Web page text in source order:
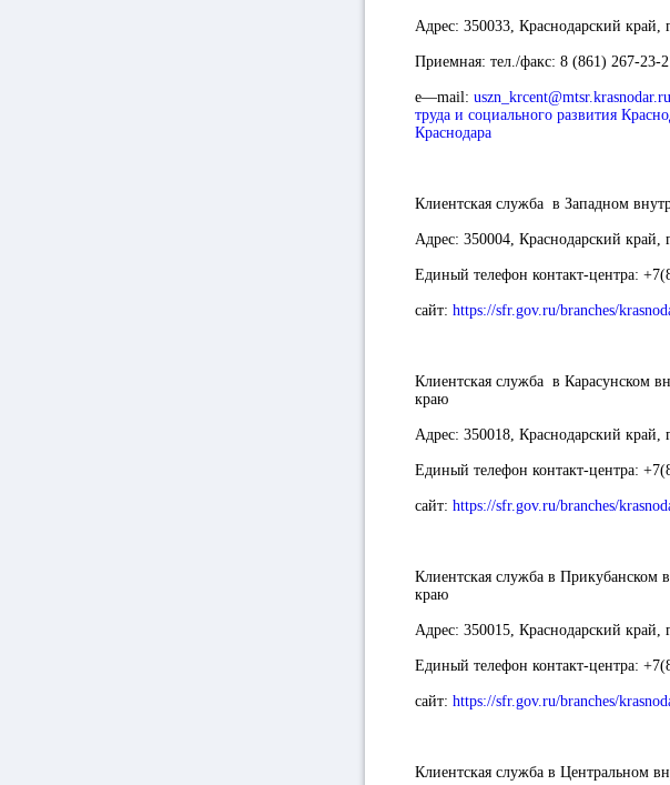
Адрес: 350033, Краснодарский край,
Приемная: тел./факс: 8 (861) 267-23-
e—mail: uszn_krcent@mtsr.krasnodar.ru
труда и социального развития
Краснодара
Клиентская служба в Западном
Адрес: 350004, Краснодарский край,
Единый телефон контакт-центра:
сайт: https://sfr.gov.ru/branches/
Клиентская служба в Карасунском
краю
Адрес: 350018, Краснодарский край,
Единый телефон контакт-центра:
сайт: https://sfr.gov.ru/branches/
Клиентская служба в Прикубанском
краю
Адрес: 350015, Краснодарский край,
Единый телефон контакт-центра:
сайт: https://sfr.gov.ru/branches/
Клиентская служба в Центральном